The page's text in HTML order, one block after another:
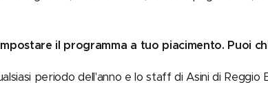
il programma a tuo piacimento. Puoi
periodo dell'anno e lo staff di Asini di Reggio